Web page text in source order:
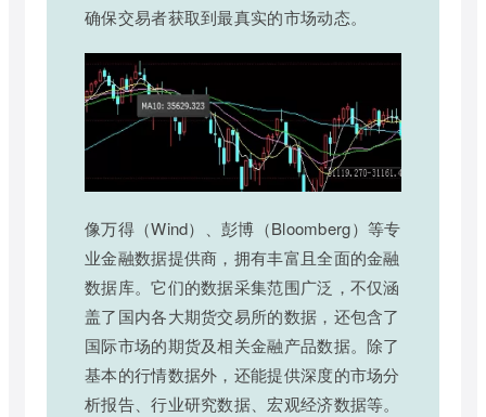
确保交易者获取到最真实的市场动态。
像万得（Wind）、彭博（Bloomberg）等专
业金融数据提供商，拥有丰富且全面的金融
数据库。它们的数据采集范围广泛，不仅涵
盖了国内各大期货交易所的数据，还包含了
国际市场的期货及相关金融产品数据。除了
基本的行情数据外，还能提供深度的市场分
析报告、行业研究数据、宏观经济数据等。